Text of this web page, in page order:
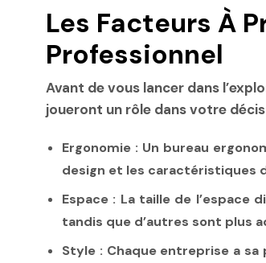
Les Facteurs À
Professionnel
Avant de vous lancer dans
joueront un rôle dans votre
Ergonomie : Un bureau
design et les caractéristiques
Espace : La taille de l’espace
tandis que d’autres sont plus
Style : Chaque entreprise a